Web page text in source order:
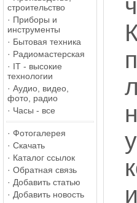
строительство
· Приборы и
инструменты
· Бытовая техника
· Радиомастерская
· IT - высокие
технологии
· Аудио, видео,
фото, радио
· Часы - все
· Фотогалерея
· Скачать
· Каталог ссылок
· Обратная связь
· Добавить статью
· Добавить новость